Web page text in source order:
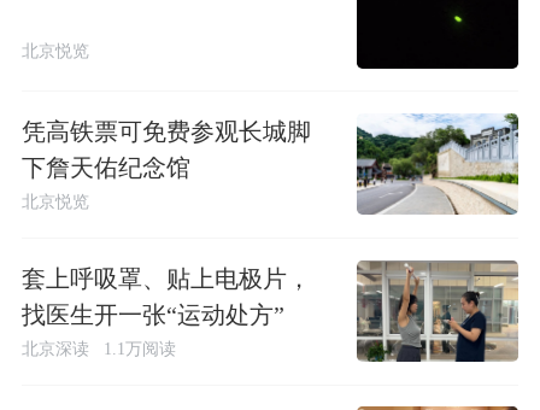
北京悦览
凭高铁票可免费参观长城脚
下詹天佑纪念馆
北京悦览
套上呼吸罩、贴上电极片，
找医生开一张“运动处方”
北京深读 1.1万阅读